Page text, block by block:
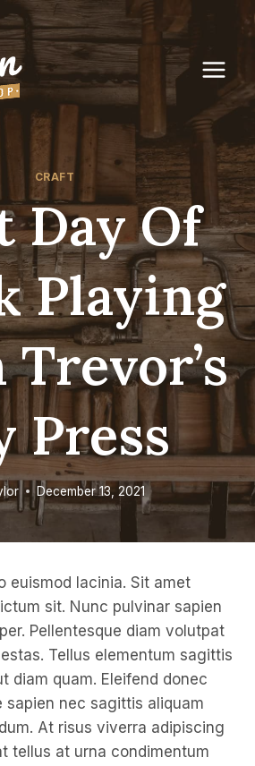
CRAFT
Day Of
Playing
Press
December 13, 2021
euismod lacinia. Sit amet
sit. Nunc pulvinar sapien
Pellentesque diam volutpat
Tellus elementum sagittis
diam quam. Eleifend donec
sapien nec sagittis aliquam
At risus viverra adipiscing
tellus at urna condimentum